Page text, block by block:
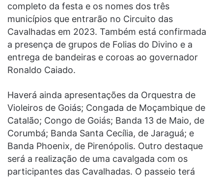
completo da festa e os nomes dos três
municípios que entrarão no Circuito das
Cavalhadas em 2023. Também está confirmada
a presença de grupos de Folias do Divino e a
entrega de bandeiras e coroas ao governador
Ronaldo Caiado.
Haverá ainda apresentações da Orquestra de
Violeiros de Goiás; Congada de Moçambique de
Catalão; Congo de Goiás; Banda 13 de Maio, de
Corumbá; Banda Santa Cecília, de Jaraguá; e
Banda Phoenix, de Pirenópolis. Outro destaque
será a realização de uma cavalgada com os
participantes das Cavalhadas. O passeio terá